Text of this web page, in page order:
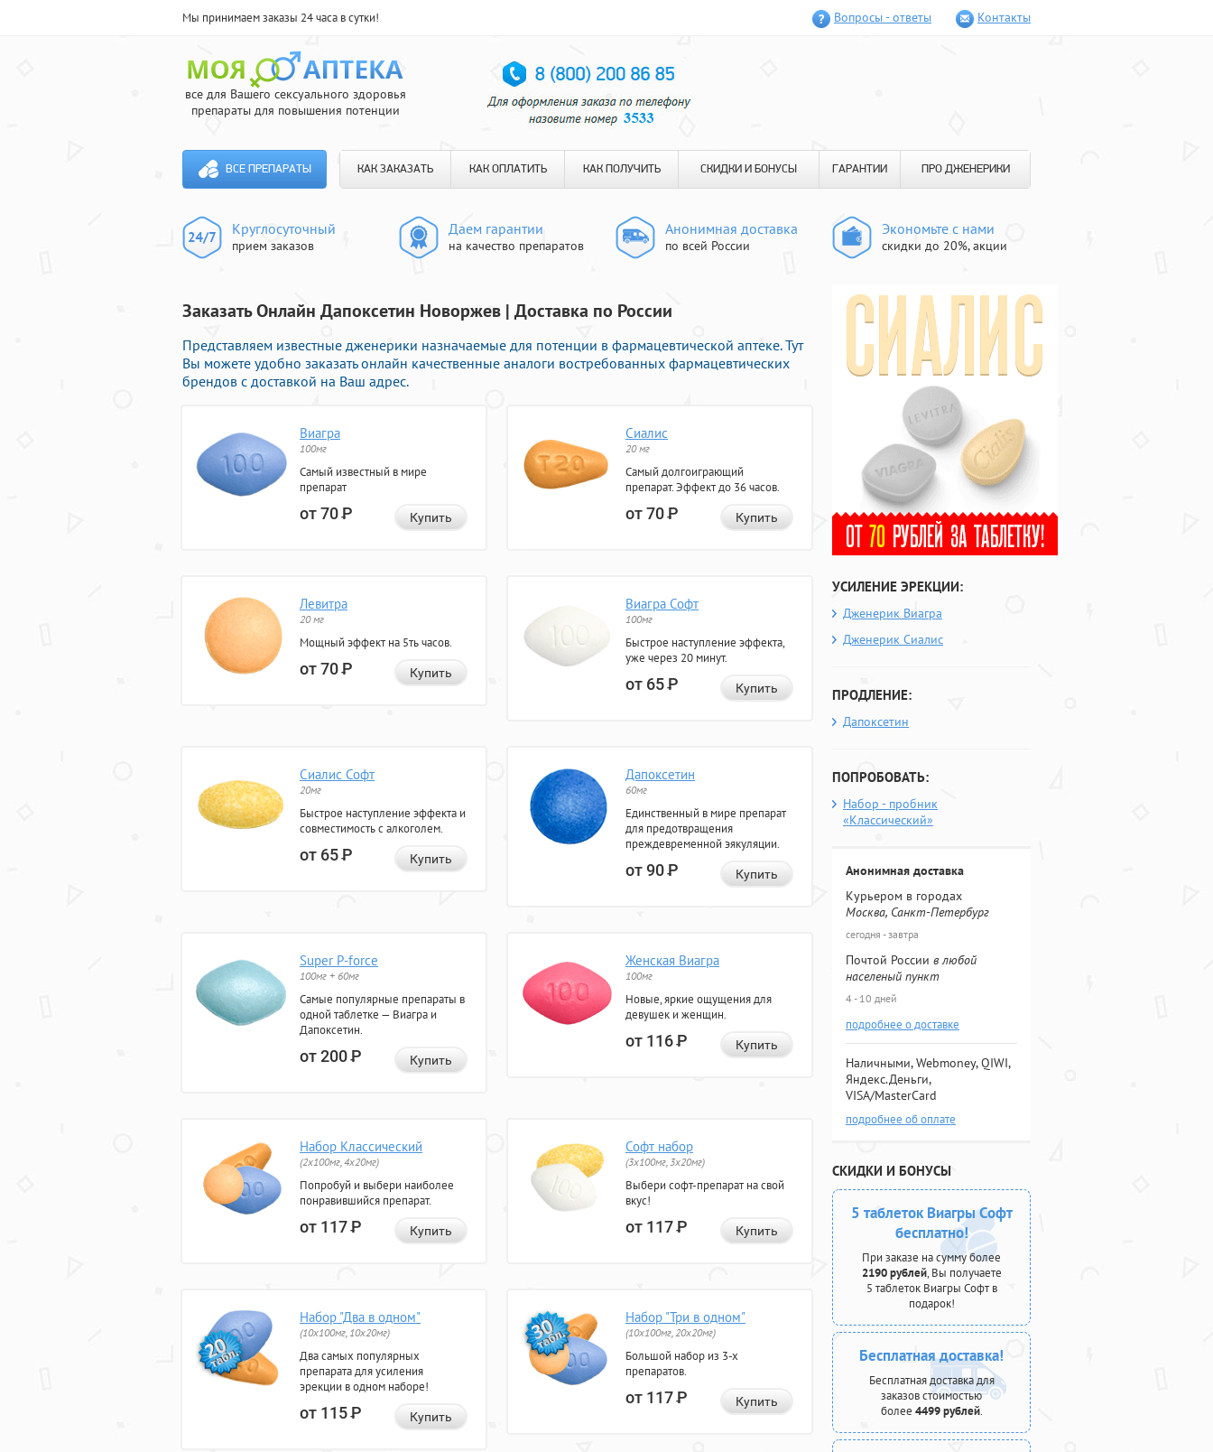
Мы принимаем заказы 24 часа в сутки! Вопросы - ответы Контакты
все для Вашего сексуального здоровья
препараты для повышения потенции
ВСЕ ПРЕПАРАТЫ КАК ЗАКАЗАТЬ КАК ОПЛАТИТЬ КАК ПОЛУЧИТЬ СКИДКИ И БОНУСЫ ГАРАНТИИ ПРО ДЖЕНЕРИКИ
Круглосуточный
прием заказов
Даем гарантии
на качество препаратов
Анонимная доставка
по всей России
Экономьте с нами
скидки до 20%, акции
Заказать Онлайн Дапоксетин Новоржев | Доставка по России
Представляем известные дженерики назначаемые для потенции в фармацевтической аптеке. Тут
Вы можете удобно заказать онлайн качественные аналоги востребованных фармацевтических
брендов с доставкой на Ваш адрес.
Виагра
100мг
Самый известный в мире
препарат
от 70Р Купить
Сиалис
20 мг
Самый долгоиграющий
препарат. Эффект до 36 часов.
от 70Р Купить
Левитра
20 мг
Мощный эффект на 5ть часов.
от 70Р Купить
Виагра Софт
100мг
Быстрое наступление эффекта,
уже через 20 минут.
от 65Р Купить
Сиалис Софт
20мг
Быстрое наступление эффекта и
совместимость с алкоголем.
от 65Р Купить
Дапоксетин
60мг
Единственный в мире препарат
для предотвращения
преждевременной эякуляции.
от 90Р Купить
Super P-force
100мг + 60мг
Самые популярные препараты в
одной таблетке — Виагра и
Дапоксетин.
от 200Р Купить
Женская Виагра
100мг
Новые, яркие ощущения для
девушек и женщин.
от 116Р Купить
Набор Классический
(2x100мг, 4x20мг)
Попробуй и выбери наиболее
понравившийся препарат.
от 117Р Купить
Софт набор
(3x100мг, 3x20мг)
Выбери софт-препарат на свой
вкус!
от 117Р Купить
Набор "Два в одном"
(10x100мг, 10x20мг)
Два самых популярных
препарата для усиления
эрекции в одном наборе!
от 115Р Купить
Набор "Три в одном"
(10x100мг, 20x20мг)
Большой набор из 3-х
препаратов.
от 117Р Купить
УСИЛЕНИЕ ЭРЕКЦИИ:
Дженерик Виагра
Дженерик Сиалис
ПРОДЛЕНИЕ:
Дапоксетин
ПОПРОБОВАТЬ:
Набор - пробник
«Классический»
Анонимная доставка
Курьером в городах
Москва, Санкт-Петербург
сегодня - завтра
Почтой России в любой
населеный пункт
4 - 10 дней
подробнее о доставке
Наличными, Webmoney, QIWI,
Яндекс.Деньги,
VISA/MasterCard
подробнее об оплате
СКИДКИ И БОНУСЫ
5 таблеток Виагры Софт
бесплатно!
При заказе на сумму более
2190 рублей, Вы получаете
5 таблеток Виагры Софт в
подарок!
Бесплатная доставка!
Бесплатная доставка для
заказов стоимостью
более 4499 рублей.